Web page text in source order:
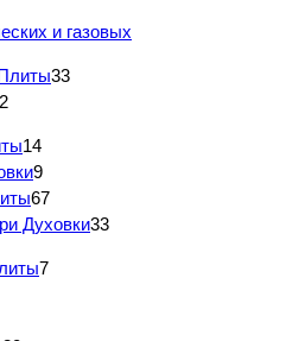
и газовых
33
2
14
9
67
Духовки33
7